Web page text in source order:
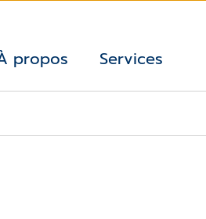
propos Services